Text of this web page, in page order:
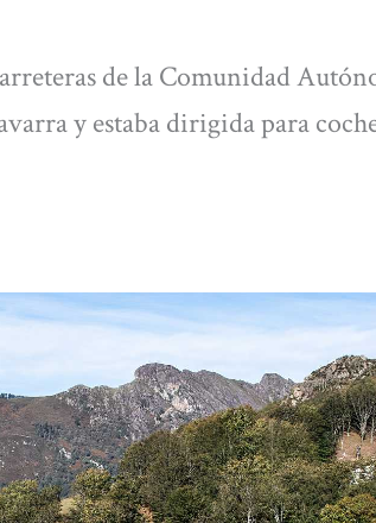
de la Comunidad
y estaba dirigida para